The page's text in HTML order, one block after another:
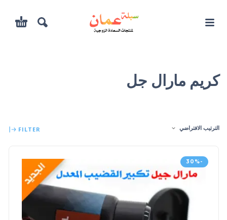
كريم مارال جل
الترتيب الافتراضي FILTER
-30%